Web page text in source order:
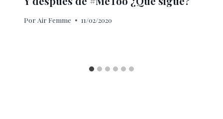
Por Air Femme 11/02/2020